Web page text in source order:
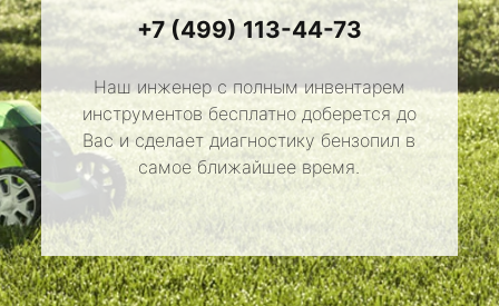
+7 (499) 113-44-73
Наш инженер с полным инвентарем
инструментов бесплатно доберется до
Вас и сделает диагностику бензопил в
самое ближайшее время.